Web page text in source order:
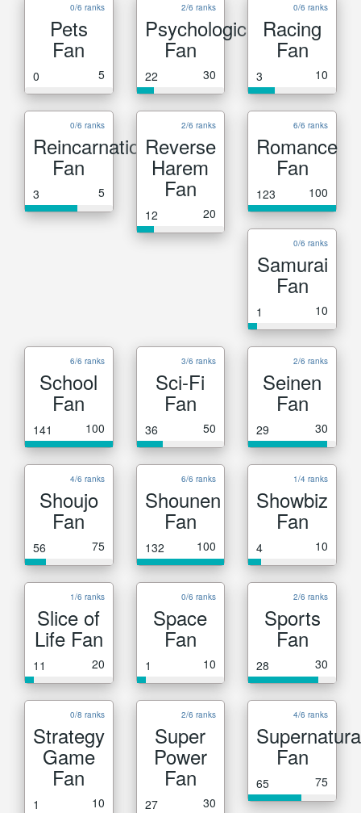
0/6 ranks
Pets
Fan
0 5
2/6 ranks
Psychological
Fan
22 30
0/6 ranks
Racing
Fan
3 10
0/6 ranks
Reincarnation
Fan
3 5
2/6 ranks
Reverse
Harem
Fan
12 20
6/6 ranks
Romance
Fan
123 100
0/6 ranks
Samurai
Fan
1 10
6/6 ranks
School
Fan
141 100
3/6 ranks
Sci-Fi
Fan
36 50
2/6 ranks
Seinen
Fan
29 30
4/6 ranks
Shoujo
Fan
56 75
6/6 ranks
Shounen
Fan
132 100
1/4 ranks
Showbiz
Fan
4 10
1/6 ranks
Slice of
Life Fan
11 20
0/6 ranks
Space
Fan
1 10
2/6 ranks
Sports
Fan
28 30
0/8 ranks
Strategy
Game
Fan
1 10
2/6 ranks
Super
Power
Fan
27 30
4/6 ranks
Fan
65 75